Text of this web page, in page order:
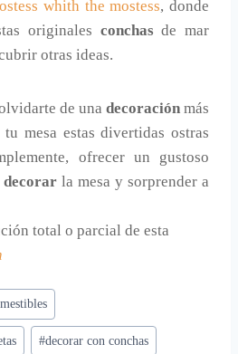
whith the mostess, donde
originales conchasde mar
otras ideas.
de una decoración más
mesa estas divertidas ostras
ofrecer un gustoso
decorar la mesa y sorprender a
total o parcial de esta
#decorar con conchas